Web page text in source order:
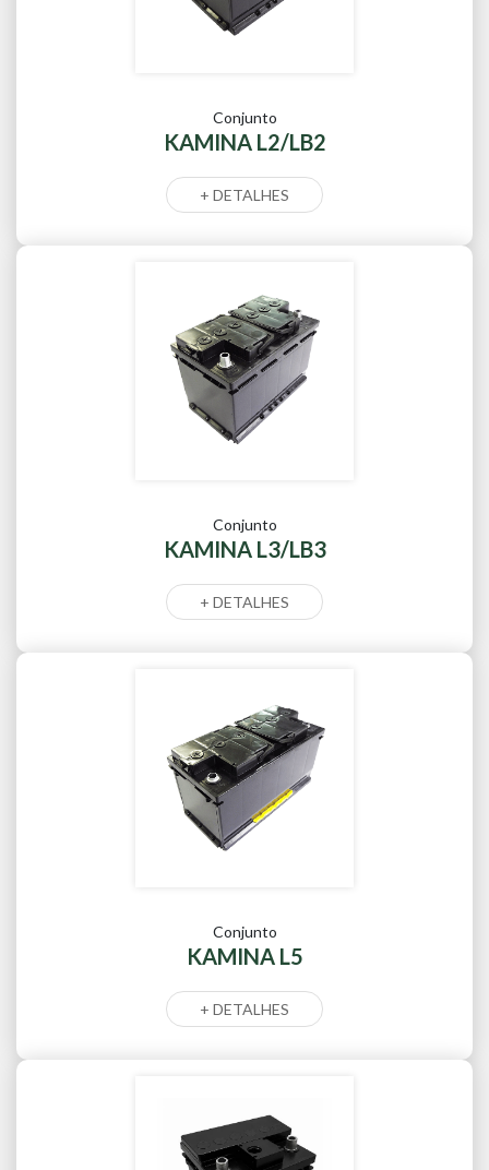
Conjunto
KAMINA L2/LB2
+ DETALHES
Conjunto
KAMINA L3/LB3
+ DETALHES
Conjunto
KAMINA L5
+ DETALHES